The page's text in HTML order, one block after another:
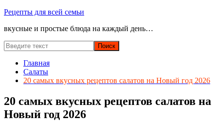
Перейти
содержимому
Рецепты для всей семьи
вкусные и простые блюда на каждый день…
Главная
Салаты
20 самых вкусных рецептов салатов на Новый год 2026
20 самых вкусных рецептов салатов на
Новый год 2026